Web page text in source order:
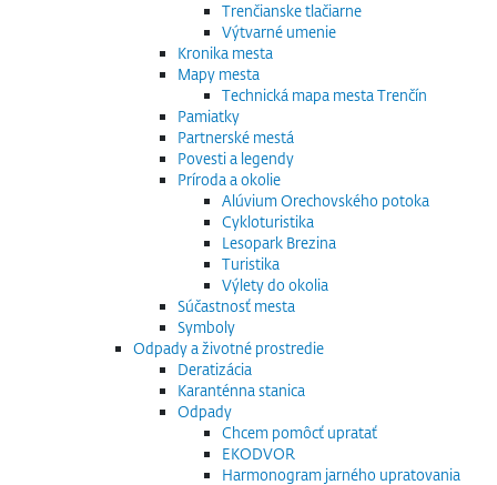
Trenčianske tlačiarne
Výtvarné umenie
Kronika mesta
Mapy mesta
Technická mapa mesta Trenčín
Pamiatky
Partnerské mestá
Povesti a legendy
Príroda a okolie
Alúvium Orechovského potoka
Cykloturistika
Lesopark Brezina
Turistika
Výlety do okolia
Súčastnosť mesta
Symboly
Odpady a životné prostredie
Deratizácia
Karanténna stanica
Odpady
Chcem pomôcť upratať
EKODVOR
Harmonogram jarného upratovania